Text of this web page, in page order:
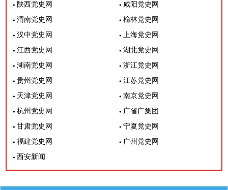
陕西党史网
咸阳党史网
渭南党史网
榆林党史网
汉中党史网
上海党史网
江西党史网
湖北党史网
湖南党史网
浙江党史网
贵州党史网
江苏党史网
天津党史网
南京党史网
杭州党史网
广省广集团
甘肃党史网
宁夏党史网
福建党史网
广州党史网
西安新闻